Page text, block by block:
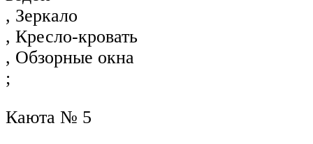
, Зеркало
, Кресло-кровать
, Обзорные окна
;
Каюта № 5